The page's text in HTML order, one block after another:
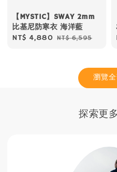
【MYSTIC】SWAY 2mm
比基尼防寒衣 海洋藍
Sale
NT$ 4,880 Regular
NT$ 6,595
瀏覽
探索更